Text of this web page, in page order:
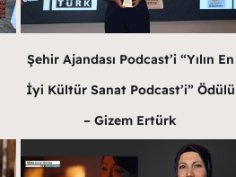
Şehir Ajandası Podcast’i “Yılın En
İyi Kültür Sanat Podcast’i” Ödülü
– Gizem Ertürk